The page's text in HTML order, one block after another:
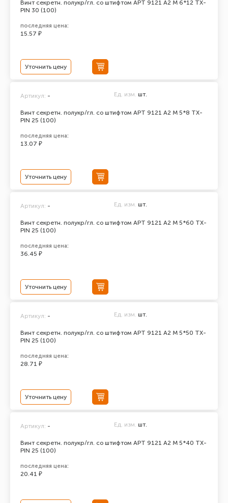
Винт секретн. полукр/гл. со штифтом АРТ 9121 А2 M 6*12 TX-
PIN 30 (100)
последняя цена:
15.57 ₽
Уточнить цену
Винт секретн. полукр/гл. со штифтом АРТ 9121 А2 M 5*8 TX-
PIN 25 (100)
Артикул: - Ед. изм. шт.
последняя цена:
13.07 ₽
Уточнить цену
Винт секретн. полукр/гл. со штифтом АРТ 9121 А2 M 5*60 TX-
PIN 25 (100)
Артикул: - Ед. изм. шт.
последняя цена:
36.45 ₽
Уточнить цену
Винт секретн. полукр/гл. со штифтом АРТ 9121 А2 M 5*50 TX-
PIN 25 (100)
Артикул: - Ед. изм. шт.
последняя цена:
28.71 ₽
Уточнить цену
Винт секретн. полукр/гл. со штифтом АРТ 9121 А2 M 5*40 TX-
PIN 25 (100)
Артикул: - Ед. изм. шт.
последняя цена:
20.41 ₽